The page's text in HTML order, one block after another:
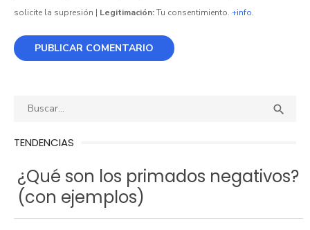
solicite la supresión | Legitimación:Tu consentimiento. +info.
Buscar: 
TENDENCIAS
¿Qué son los primados negativos?
(con ejemplos)